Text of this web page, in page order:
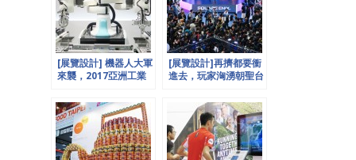
[展覽設計] 機器人大軍
來襲，2017亞洲工業
─ 歐立利X歐也
Present
[展覽設計]再擠都要衝
進去，玩家洶湧朝聖台
X歐也Present